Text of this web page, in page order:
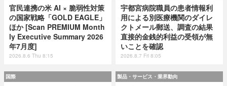
官民連携の米 AI × 脆弱性対策
の国家戦略「GOLD EAGLE」
ほか [Scan PREMIUM Month
ly Executive Summary 2026
年7月度]
2026.8.6 Thu 8:15
宇都宮病院職員の患者情報利
用による別医療機関のダイレ
クトメール郵送、調査の結果
直接的金銭的利益の受領が無
いことを確認
2026.8.7 Fri 8:05
国際 製品・サービス・業界動向